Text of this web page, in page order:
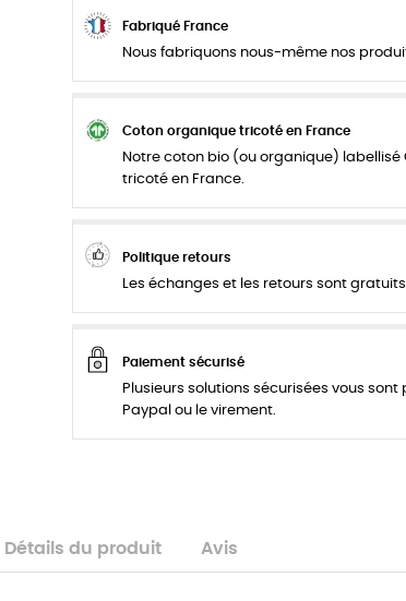
Fabriqué France
Nous fabriquons nous-même nos
Coton organique tricoté en France
Notre coton bio (ou organique) labellisé
tricoté en France.
Politique retours
Les échanges et les retours sont
Paiement sécurisé
Plusieurs solutions sécurisées vous
Paypal ou le virement.
Détails du produit Avis